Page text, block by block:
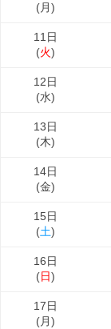
(月)
11日
(火)
12日
(水)
13日
(木)
14日
(金)
15日
(土)
16日
(日)
17日
(月)